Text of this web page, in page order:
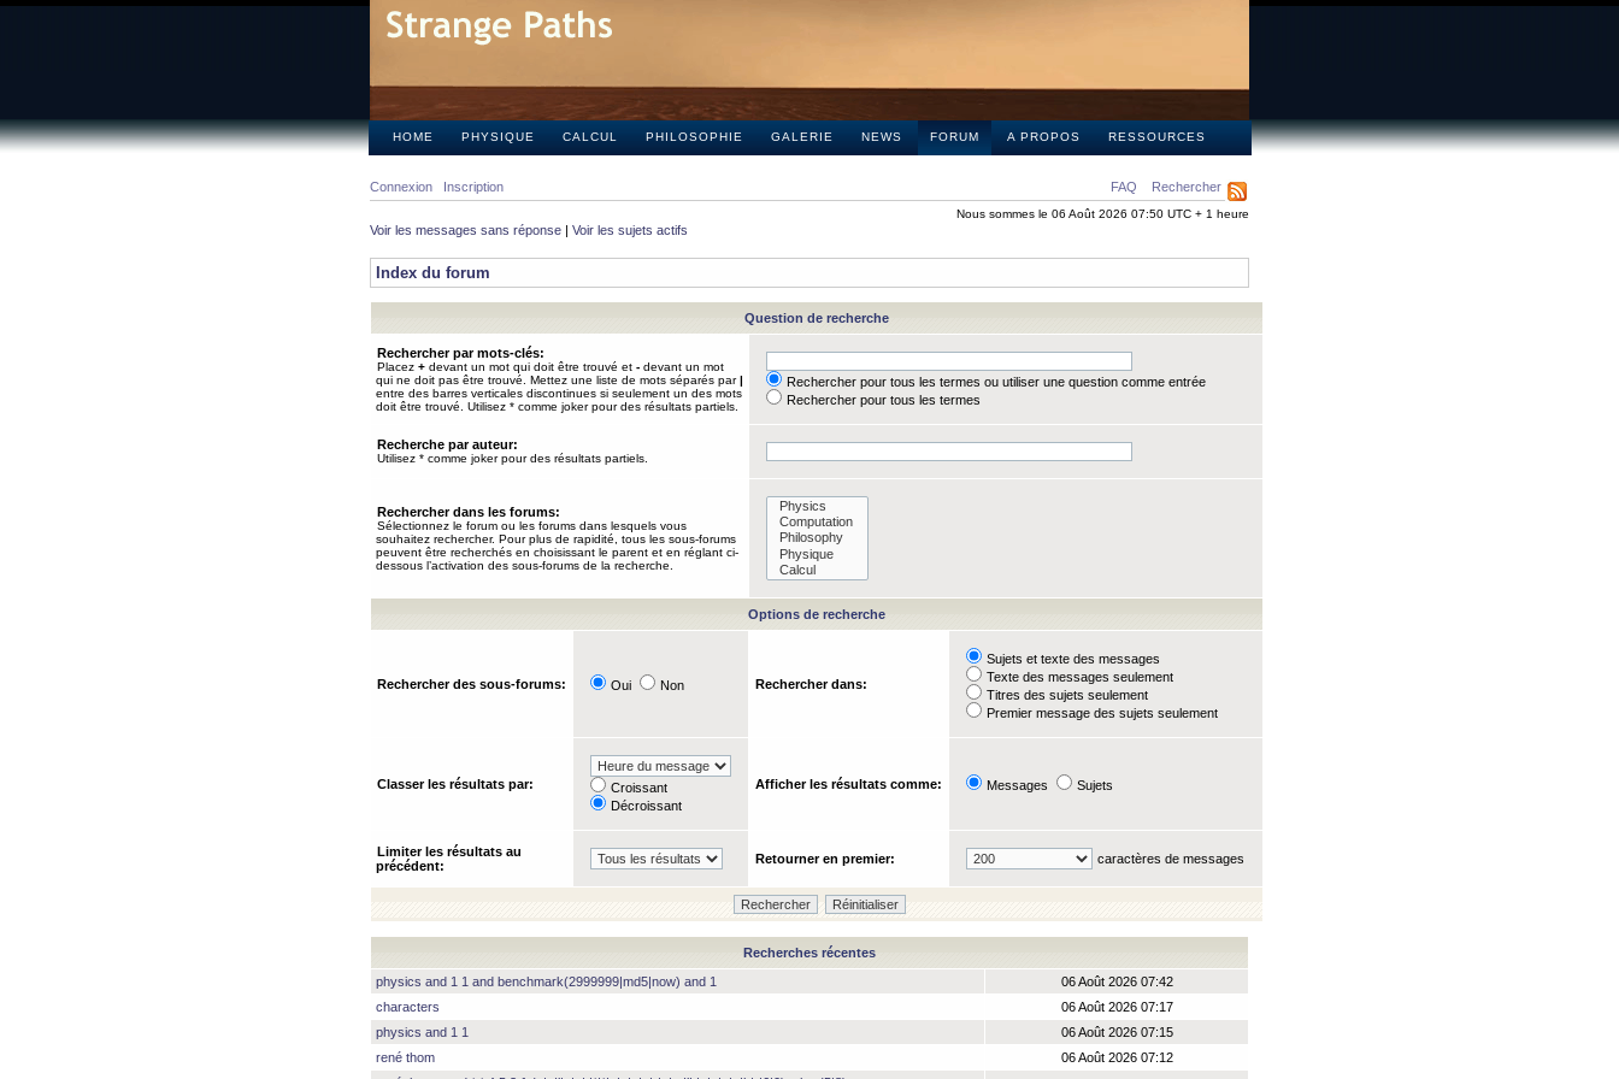
HOME PHYSIQUE CALCUL PHILOSOPHIE GALERIE NEWS FORUM A PROPOS RESSOURCES
FAQ Rechercher
Connexion Inscription
Nous sommes le 06 Août 2026 07:50 UTC + 1 heure
Voir les messages sans réponse | Voir les sujets actifs
Index du forum
Question de recherche
Rechercher par mots-clés:
Placez + devant un mot qui doit être trouvé et - devant un mot
qui ne doit pas être trouvé. Mettez une liste de mots séparés par|
entre des barres verticales discontinues si seulement un des mots
doit être trouvé. Utilisez * comme joker pour des résultats partiels.
Rechercher pour tous les termes ou utiliser une question comme entrée
Rechercher pour tous les termes
Recherche par auteur:
Utilisez * comme joker pour des résultats partiels.
Rechercher dans les forums:
Sélectionnez le forum ou les forums dans lesquels vous
souhaitez rechercher. Pour plus de rapidité, tous les sous-forums
peuvent être recherchés en choisissant le parent et en réglant ci-
dessous l’activation des sous-forums de la recherche.
Options de recherche
Rechercher des sous-forums: Oui Non Rechercher dans:
Sujets et texte des messages
Texte des messages seulement
Titres des sujets seulement
Premier message des sujets seulement
Classer les résultats par:
Croissant
Décroissant
Afficher les résultats comme: Messages Sujets
Limiter les résultats au
précédent:
Retourner en premier: caractères de messages
Recherches récentes
physics and 1 1 and benchmark(2999999|md5|now) and 1
06 Août 2026 07:42
characters
06 Août 2026 07:17
physics and 1 1
06 Août 2026 07:15
rené thom
06 Août 2026 07:12